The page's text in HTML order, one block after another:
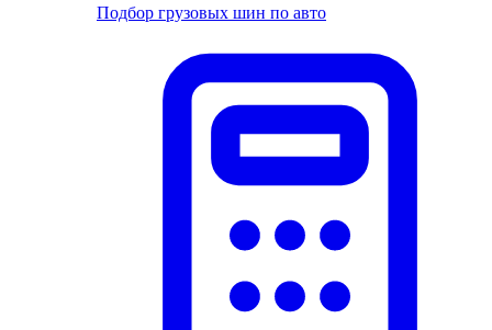
Подбор грузовых шин по авто